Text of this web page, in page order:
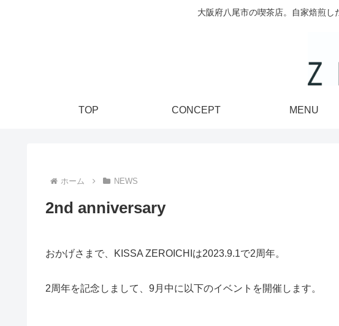
大阪府八尾市の喫茶店。自家焙煎し
TOP CONCEPT MENU
ホーム NEWS
2nd anniversary
おかげさまで、KISSA ZEROICHIは2023.9.1で2周年。
2周年を記念しまして、9月中に以下のイベントを開催します。